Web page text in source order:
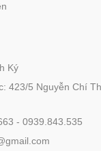
Ký
423/5 Nguyễn Chí
- 0939.843.535